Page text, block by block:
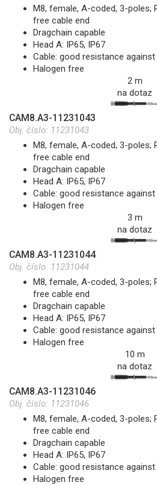
M8, female, A-coded, 3-poles;
free cable end
Dragchain capable
Head A: IP65, IP67
Cable: good resistance
Halogen free
2 m
na dotaz
CAM8.A3-11231043
Obj. číslo: 11231043
M8, female, A-coded, 3-poles;
free cable end
Dragchain capable
Head A: IP65, IP67
Cable: good resistance
Halogen free
3 m
na dotaz
CAM8.A3-11231044
Obj. číslo: 11231044
M8, female, A-coded, 3-poles;
free cable end
Dragchain capable
Head A: IP65, IP67
Cable: good resistance
Halogen free
10 m
na dotaz
CAM8.A3-11231046
Obj. číslo: 11231046
M8, female, A-coded, 3-poles;
free cable end
Dragchain capable
Head A: IP65, IP67
Cable: good resistance
Halogen free